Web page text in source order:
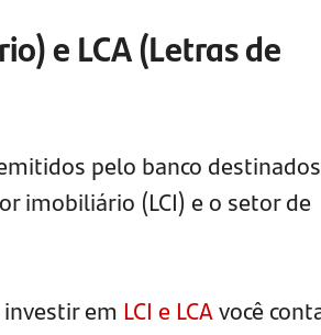
e LCA (Letras de
pelo banco
imobiliário (LCI) e o setor de
em LCI e LCAvocê